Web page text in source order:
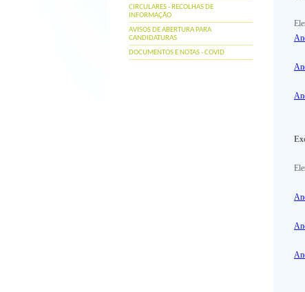
CIRCULARES - RECOLHAS DE
INFORMAÇÃO
AVISOS DE ABERTURA PARA
CANDIDATURAS
DOCUMENTOS E NOTAS - COVID